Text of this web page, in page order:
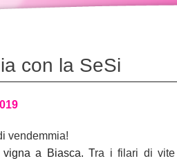
con la SeSi
vendemmia!
a Biasca. Tra i filari di vite